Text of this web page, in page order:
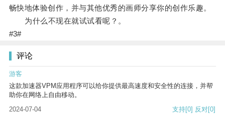
畅快地体验创作，并与其他优秀的画师分享你的创作乐趣。
为什么不现在就试试看呢？。
#3#
评论
游客
这款加速器VPM应用程序可以给你提供最高速度和安全性的连接，并帮
助你在网络上自由移动。
2024-07-04
支持[0] 反对[0]